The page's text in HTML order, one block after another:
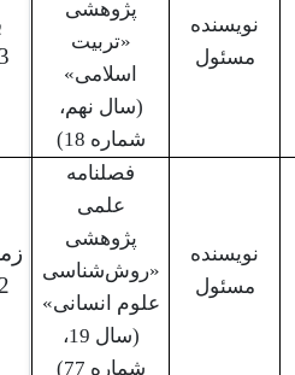
نویسنده
مسئول
پژوهشی
«تربیت
اسلامی»
(سال نهم،‌
شماره 18)
نویسنده
مسئول
فصلنامه
علمی
پژوهشی
«روش‌شناسی
علوم انسانی»
(سال 19،
شماره 77)